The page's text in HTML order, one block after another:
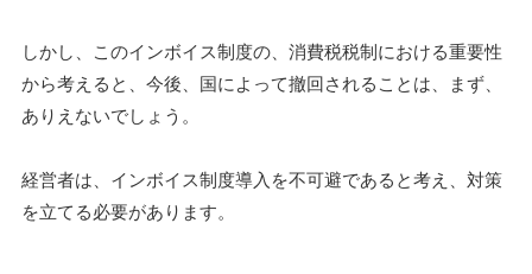
しかし、このインボイス制度の、消費税税制における重要性
から考えると、今後、国によって撤回されることは、まず、
ありえないでしょう。
経営者は、インボイス制度導入を不可避であると考え、対策
を立てる必要があります。